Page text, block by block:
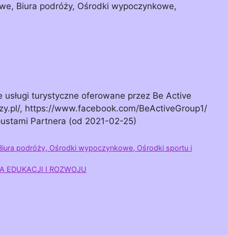
Biura podróży, Ośrodki wypoczynkowe,
turystyczne oferowane przez Be Active
, https://www.facebook.com/BeActiveGroup1/
Partnera (od 2021-02-25)
podróży, Ośrodki wypoczynkowe, Ośrodki sportu i
EDUKACJI I ROZWOJU